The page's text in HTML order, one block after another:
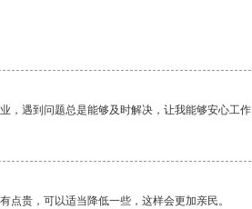
，遇到问题总是能够及时解决，让我能够安心工
点贵，可以适当降低一些，这样会更加亲民。